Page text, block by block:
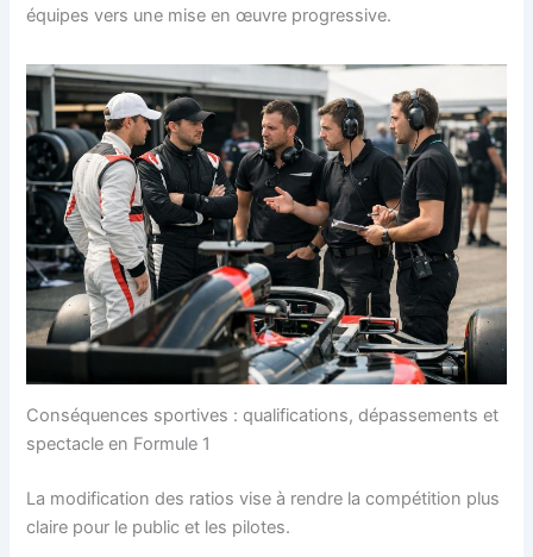
équipes vers une mise en œuvre progressive.
Conséquences sportives : qualifications, dépassements et
spectacle en Formule 1
La modification des ratios vise à rendre la compétition plus
claire pour le public et les pilotes.